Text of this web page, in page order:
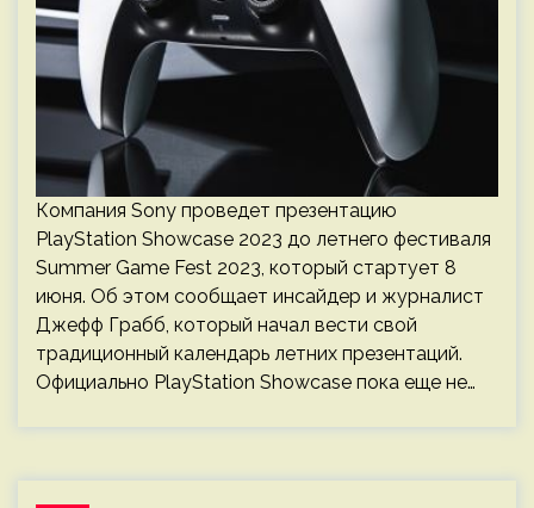
Компания Sony проведет презентацию
PlayStation Showcase 2023 до летнего фестиваля
Summer Game Fest 2023, который стартует 8
июня. Об этом сообщает инсайдер и журналист
Джефф Грабб, который начал вести свой
традиционный календарь летних презентаций.
Официально PlayStation Showcase пока еще не…